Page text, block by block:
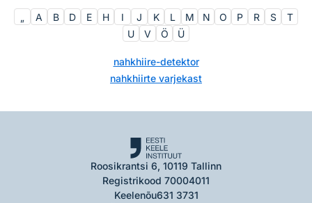
„ A B D E H I J K L M N O P R S
T
U
V Ö Ü
nahkhiire-detektor
nahkhiirte varjekast
Roosikrantsi 6, 10119 Tallinn
Registrikood 70004011
Keelenõu631 3731